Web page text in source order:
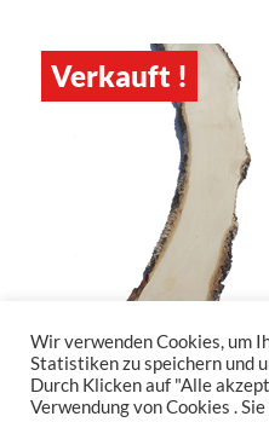
Verkauft !
7
60,00€
Wir verwenden Cookies, um
Statistiken zu speichern und
Durch Klicken auf "Alle
Verwendung von Cookies .